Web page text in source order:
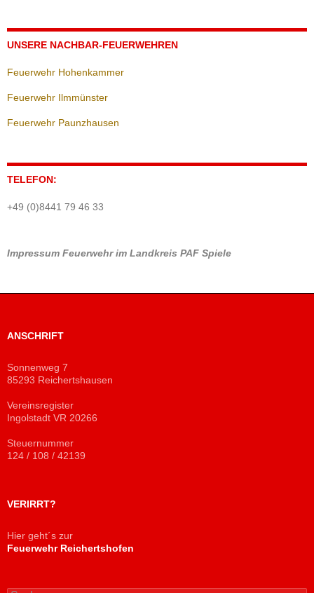
UNSERE NACHBAR-FEUERWEHREN
Feuerwehr Hohenkammer
Feuerwehr Ilmmünster
Feuerwehr Paunzhausen
TELEFON:
+49 (0)8441 79 46 33
Impressum Feuerwehr im Landkreis PAF Spiele
ANSCHRIFT
Sonnenweg 7
85293 Reichertshausen
Vereinsregister
Ingolstadt VR 20266
Steuernummer
124 / 108 / 42139
VERIRRT?
Hier geht´s zur
Feuerwehr Reichertshofen